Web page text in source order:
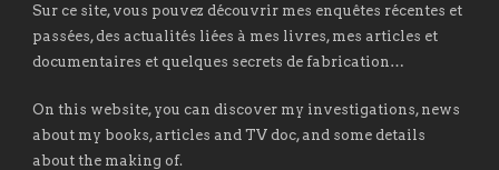
Sur ce site, vous pouvez découvrir mes enquêtes récentes et
passées, des actualités liées à mes livres, mes articles et
documentaires et quelques secrets de fabrication…
On this website, you can discover my investigations, news
about my books, articles and TV doc, and some details
about the making of.